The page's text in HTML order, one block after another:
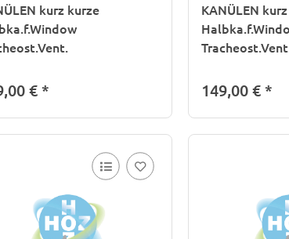
kurz kurze
€*
KANÜLEN
149,00 €*